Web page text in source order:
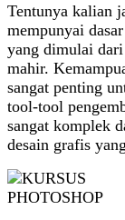
Tentunya kalian
mempunyai
yang dimulai
mahir.
sangat penting
tool-tool
sangat komplek
desain grafis